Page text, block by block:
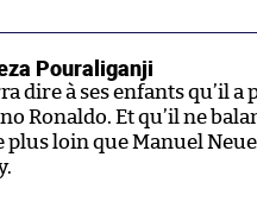
Pouraliganji
dire à ses enfants qu’il a
Ronaldo. Et qu’il ne
plus loin que Manuel